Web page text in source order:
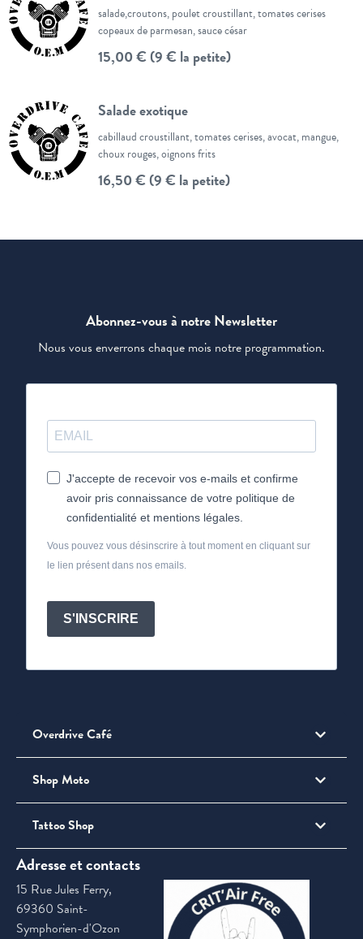
salade,croutons, poulet croustillant, tomates cerises
copeaux de parmesan, sauce césar
15,00 € (9 € la petite)
Salade exotique
cabillaud croustillant, tomates cerises, avocat, mangue,
choux rouges, oignons frits
16,50 € (9 € la petite)
Abonnez-vous à notre Newsletter
Nous vous enverrons chaque mois notre programmation.
J'accepte de recevoir vos e-mails et confirme
avoir pris connaissance de votre politique de
confidentialité et mentions légales.
Vous pouvez vous désinscrire à tout moment en cliquant sur
le lien présent dans nos emails.
S'INSCRIRE
Overdrive Café
Shop Moto
Tattoo Shop
Adresse et contacts
15 Rue Jules Ferry,
69360 Saint-
Symphorien-d'Ozon